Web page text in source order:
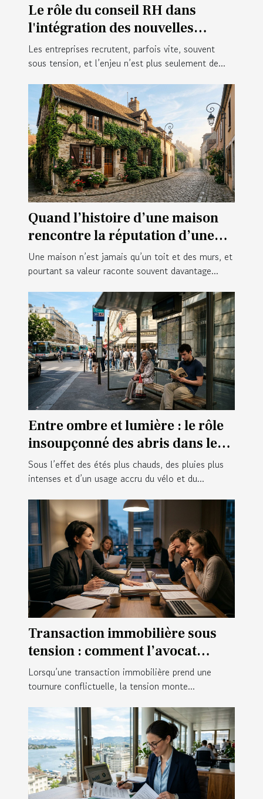
Le rôle du conseil RH dans
l'intégration des nouvelles
recrues
Les entreprises recrutent, parfois vite, souvent
sous tension, et l’enjeu n’est plus seulement de...
Quand l’histoire d’une maison
rencontre la réputation d’une
ville : cas concrets
Une maison n’est jamais qu’un toit et des murs, et
pourtant sa valeur raconte souvent davantage...
Entre ombre et lumière : le rôle
insoupçonné des abris dans le
confort citadin
Sous l’effet des étés plus chauds, des pluies plus
intenses et d’un usage accru du vélo et du...
Transaction immobilière sous
tension : comment l’avocat
calme le jeu en coulisses ?
Lorsqu’une transaction immobilière prend une
tournure conflictuelle, la tension monte...